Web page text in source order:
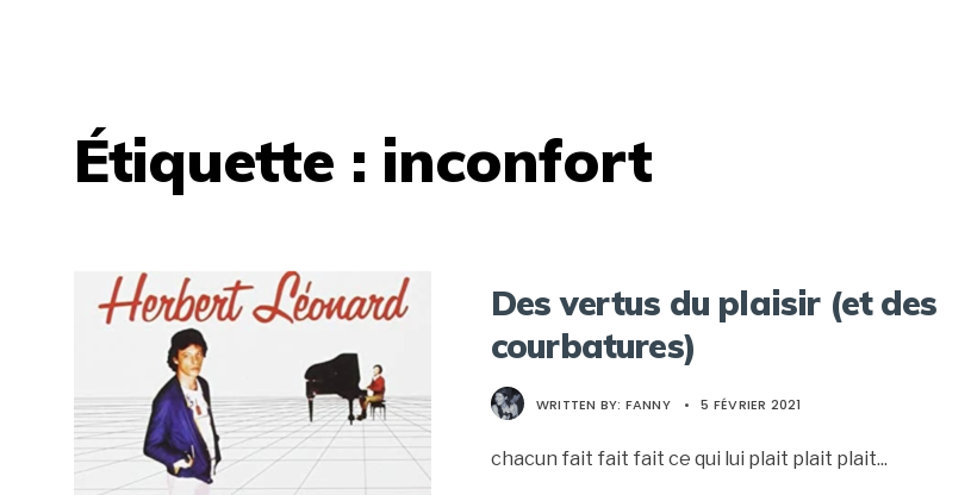
Étiquette : inconfort
Des vertus du plaisir (et des
courbatures)
WRITTEN BY: FANNY • 5 FÉVRIER 2021
chacun fait fait fait ce qui lui plait plait plait...